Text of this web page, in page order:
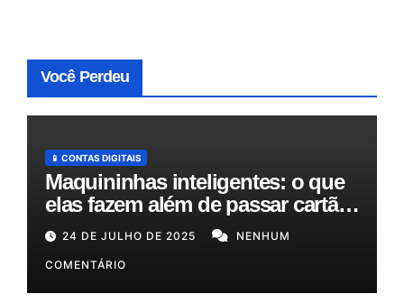
Você Perdeu
📱 CONTAS DIGITAIS
Maquininhas inteligentes: o que
elas fazem além de passar cartão
e como podem otimizar sua
gestão!
24 DE JULHO DE 2025 NENHUM
COMENTÁRIO